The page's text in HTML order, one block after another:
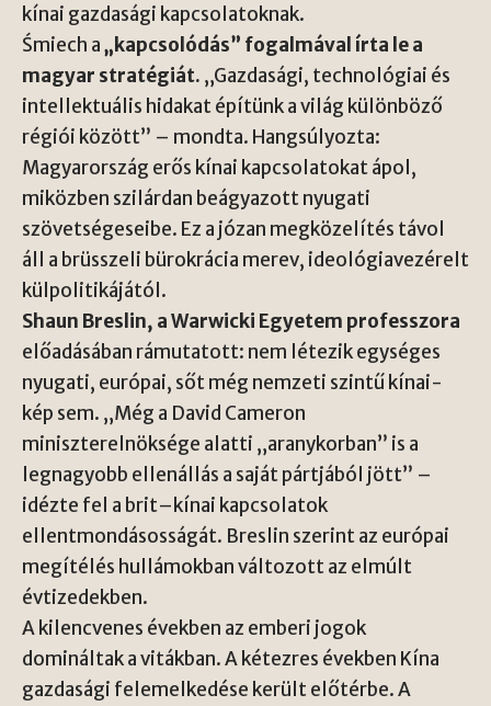
kínai gazdasági kapcsolatoknak.
Śmiech a„kapcsolódás” fogalmával írta le a
magyar stratégiát. „Gazdasági, technológiai és
intellektuális hidakat építünk a világ különböző
régiói között” – mondta. Hangsúlyozta:
Magyarország erős kínai kapcsolatokat ápol,
miközben szilárdan beágyazott nyugati
szövetségeseibe. Ez a józan megközelítés távol
áll a brüsszeli bürokrácia merev, ideológiavezérelt
külpolitikájától.
Shaun Breslin, a Warwicki Egyetem professzora
előadásában rámutatott: nem létezik egységes
nyugati, európai, sőt még nemzeti szintű kínai-
kép sem. „Még a David Cameron
miniszterelnöksége alatti „aranykorban” is a
legnagyobb ellenállás a saját pártjából jött” –
idézte fel a brit–kínai kapcsolatok
ellentmondásosságát. Breslin szerint az európai
megítélés hullámokban változott az elmúlt
évtizedekben.
A kilencvenes években az emberi jogok
domináltak a vitákban. A kétezres években Kína
gazdasági felemelkedése került előtérbe. A